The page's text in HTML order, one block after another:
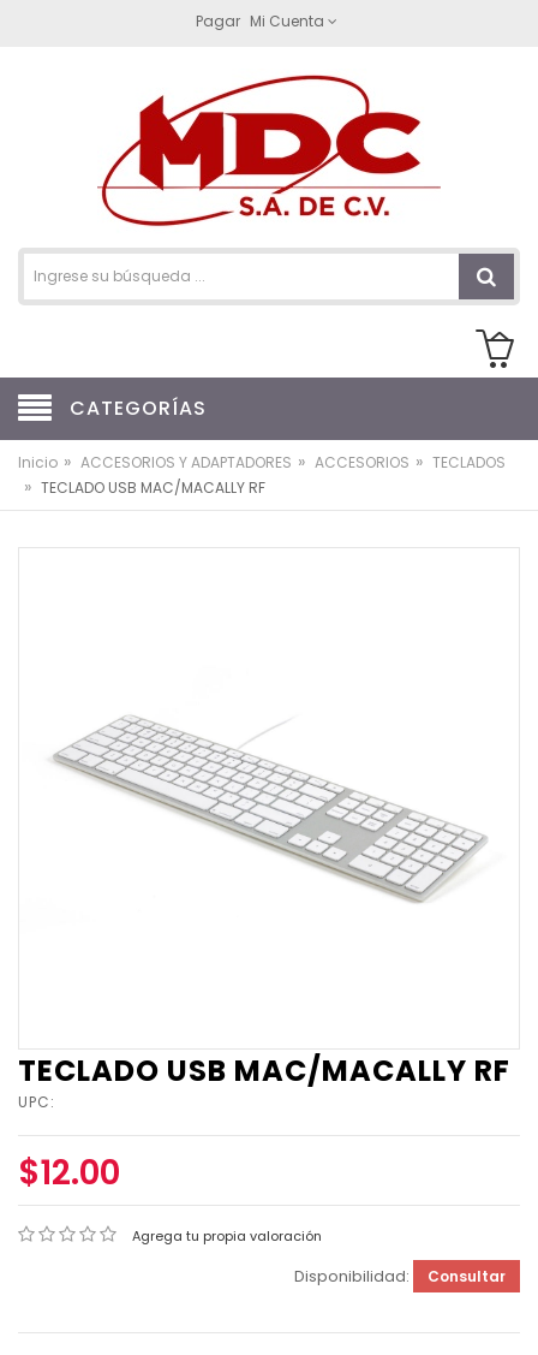
Pagar Mi Cuenta
CATEGORÍAS
Inicio » ACCESORIOS Y ADAPTADORES » ACCESORIOS » TECLADOS
» TECLADO USB MAC/MACALLY RF
TECLADO USB MAC/MACALLY RF
UPC:
$12.00
Agrega tu propia valoración
Disponibilidad: Consultar